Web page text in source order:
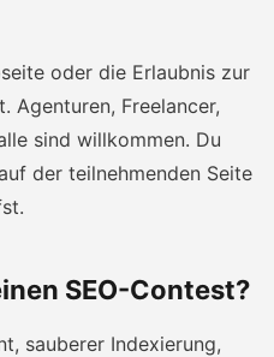
oder die Erlaubnis zur
Agenturen, Freelancer,
sind willkommen. Du
der teilnehmenden Seite
SEO-Contest?
sauberer Indexierung,